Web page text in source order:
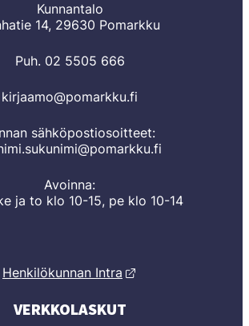
Kunnantalo
14, 29630 Pomarkku
Puh. 02 5505 666
kirjaamo@pomarkku.fi
sähköpostiosoitteet:
Avoinna:
ja to klo 10-15, pe klo 10-14
Henkilökunnan Intra
VERKKOLASKUT